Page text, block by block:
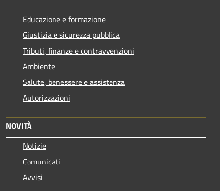
Educazione e formazione
Giustizia e sicurezza pubblica
Tributi, finanze e contravvenzioni
Ambiente
Salute, benessere e assistenza
Autorizzazioni
NOVITÀ
Notizie
Comunicati
Avvisi